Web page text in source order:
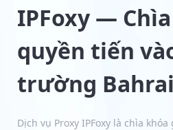
IPFoxy —
quyền tiến
trường
Dịch vụ Proxy IPFoxy là chìa